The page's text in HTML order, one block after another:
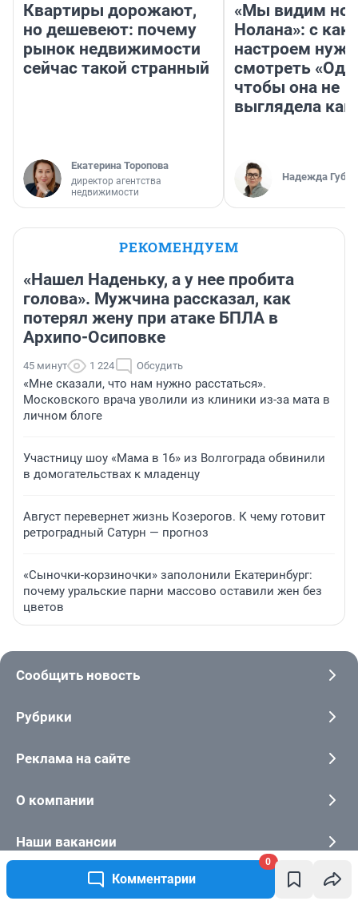
Комментарии
0
Квартиры дорожают,
но дешевеют: почему
рынок недвижимости
сейчас такой странный
Екатерина Торопова
директор агентства
недвижимости
«Мы видим
Нолана»: с
настроем
смотреть
чтобы она не
выглядела как
Надежда
РЕКОМЕНДУЕМ
«Нашел Наденьку, а у нее пробита
голова». Мужчина рассказал, как
потерял жену при атаке БПЛА в
Архипо-Осиповке
45 минут 1 224 Обсудить
«Мне сказали, что нам нужно расстаться».
Московского врача уволили из клиники из-за мата в
личном блоге
Участницу шоу «Мама в 16» из Волгограда обвинили
в домогательствах к младенцу
Август перевернет жизнь Козерогов. К чему готовит
ретроградный Сатурн — прогноз
«Сыночки-корзиночки» заполонили Екатеринбург:
почему уральские парни массово оставили жен без
цветов
Сообщить новость
Рубрики
Реклама на сайте
О компании
Наши вакансии
Все города сети